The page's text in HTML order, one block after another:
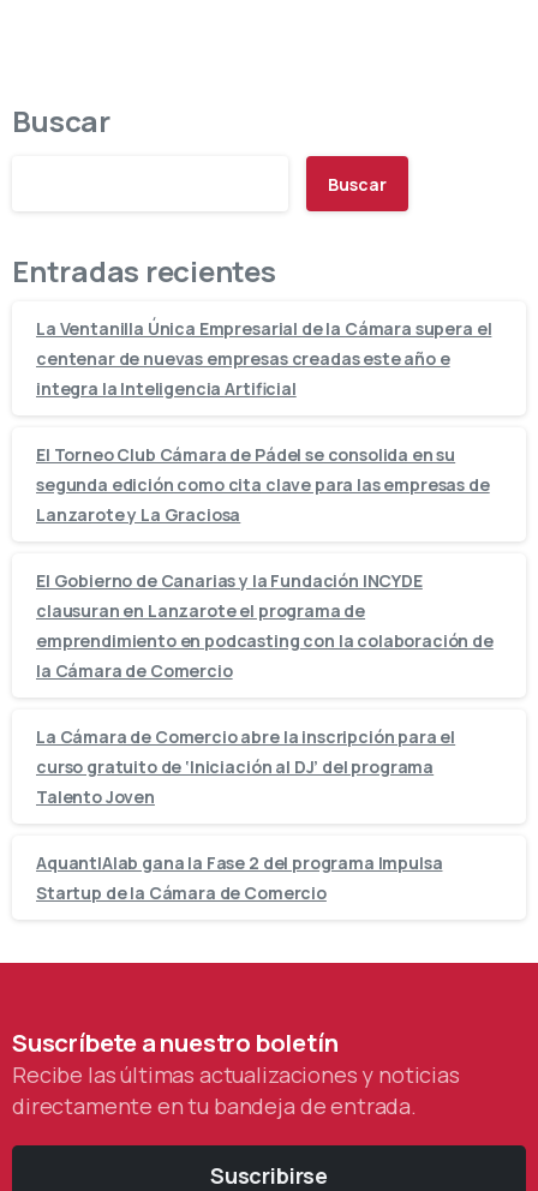
Buscar
Buscar
Entradas recientes
La Ventanilla Única Empresarial de la Cámara supera el
centenar de nuevas empresas creadas este año e
integra la Inteligencia Artificial
El Torneo Club Cámara de Pádel se consolida en su
segunda edición como cita clave para las empresas de
Lanzarote y La Graciosa
El Gobierno de Canarias y la Fundación INCYDE
clausuran en Lanzarote el programa de
emprendimiento en podcasting con la colaboración de
la Cámara de Comercio
La Cámara de Comercio abre la inscripción para el
curso gratuito de ‘Iniciación al DJ’ del programa
Talento Joven
AquantIAlab gana la Fase 2 del programa Impulsa
Startup de la Cámara de Comercio
Suscríbeteanuestro boletín
Recibe las últimas actualizaciones y noticias
directamente en tu bandeja de entrada.
Suscribirse